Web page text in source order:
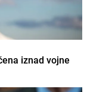
iznad vojne